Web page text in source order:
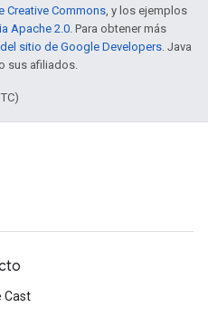
Creative Commons, y los ejemplos
Apache 2.0. Para obtener más
sitio de Google Developers. Java
sus afiliados.
Cast